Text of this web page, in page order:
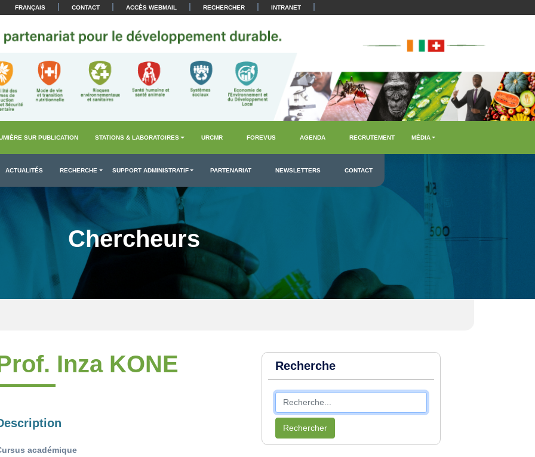
FRANÇAIS | CONTACT | ACCÈS WEBMAIL | RECHERCHER | INTRANET |
SUR PUBLICATION STATIONS & LABORATOIRES URCMR FOREVUS AGENDA RECRUTEMENT MÉDIA
ACTUALITÉS RECHERCHE SUPPORT ADMINISTRATIF PARTENARIAT NEWSLETTERS CONTACT
Chercheurs
Inza KONE
académique
Recherche
Rechercher